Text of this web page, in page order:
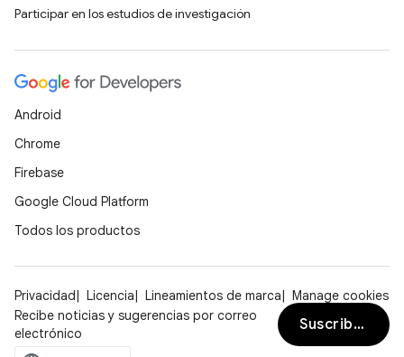
Participar en los estudios de investigación
Android
Chrome
Firebase
Google Cloud Platform
Todos los productos
Privacidad Licencia Lineamientos de marca
Manage cookies
Recibe noticias y sugerencias por correo
electrónico
Suscribirse